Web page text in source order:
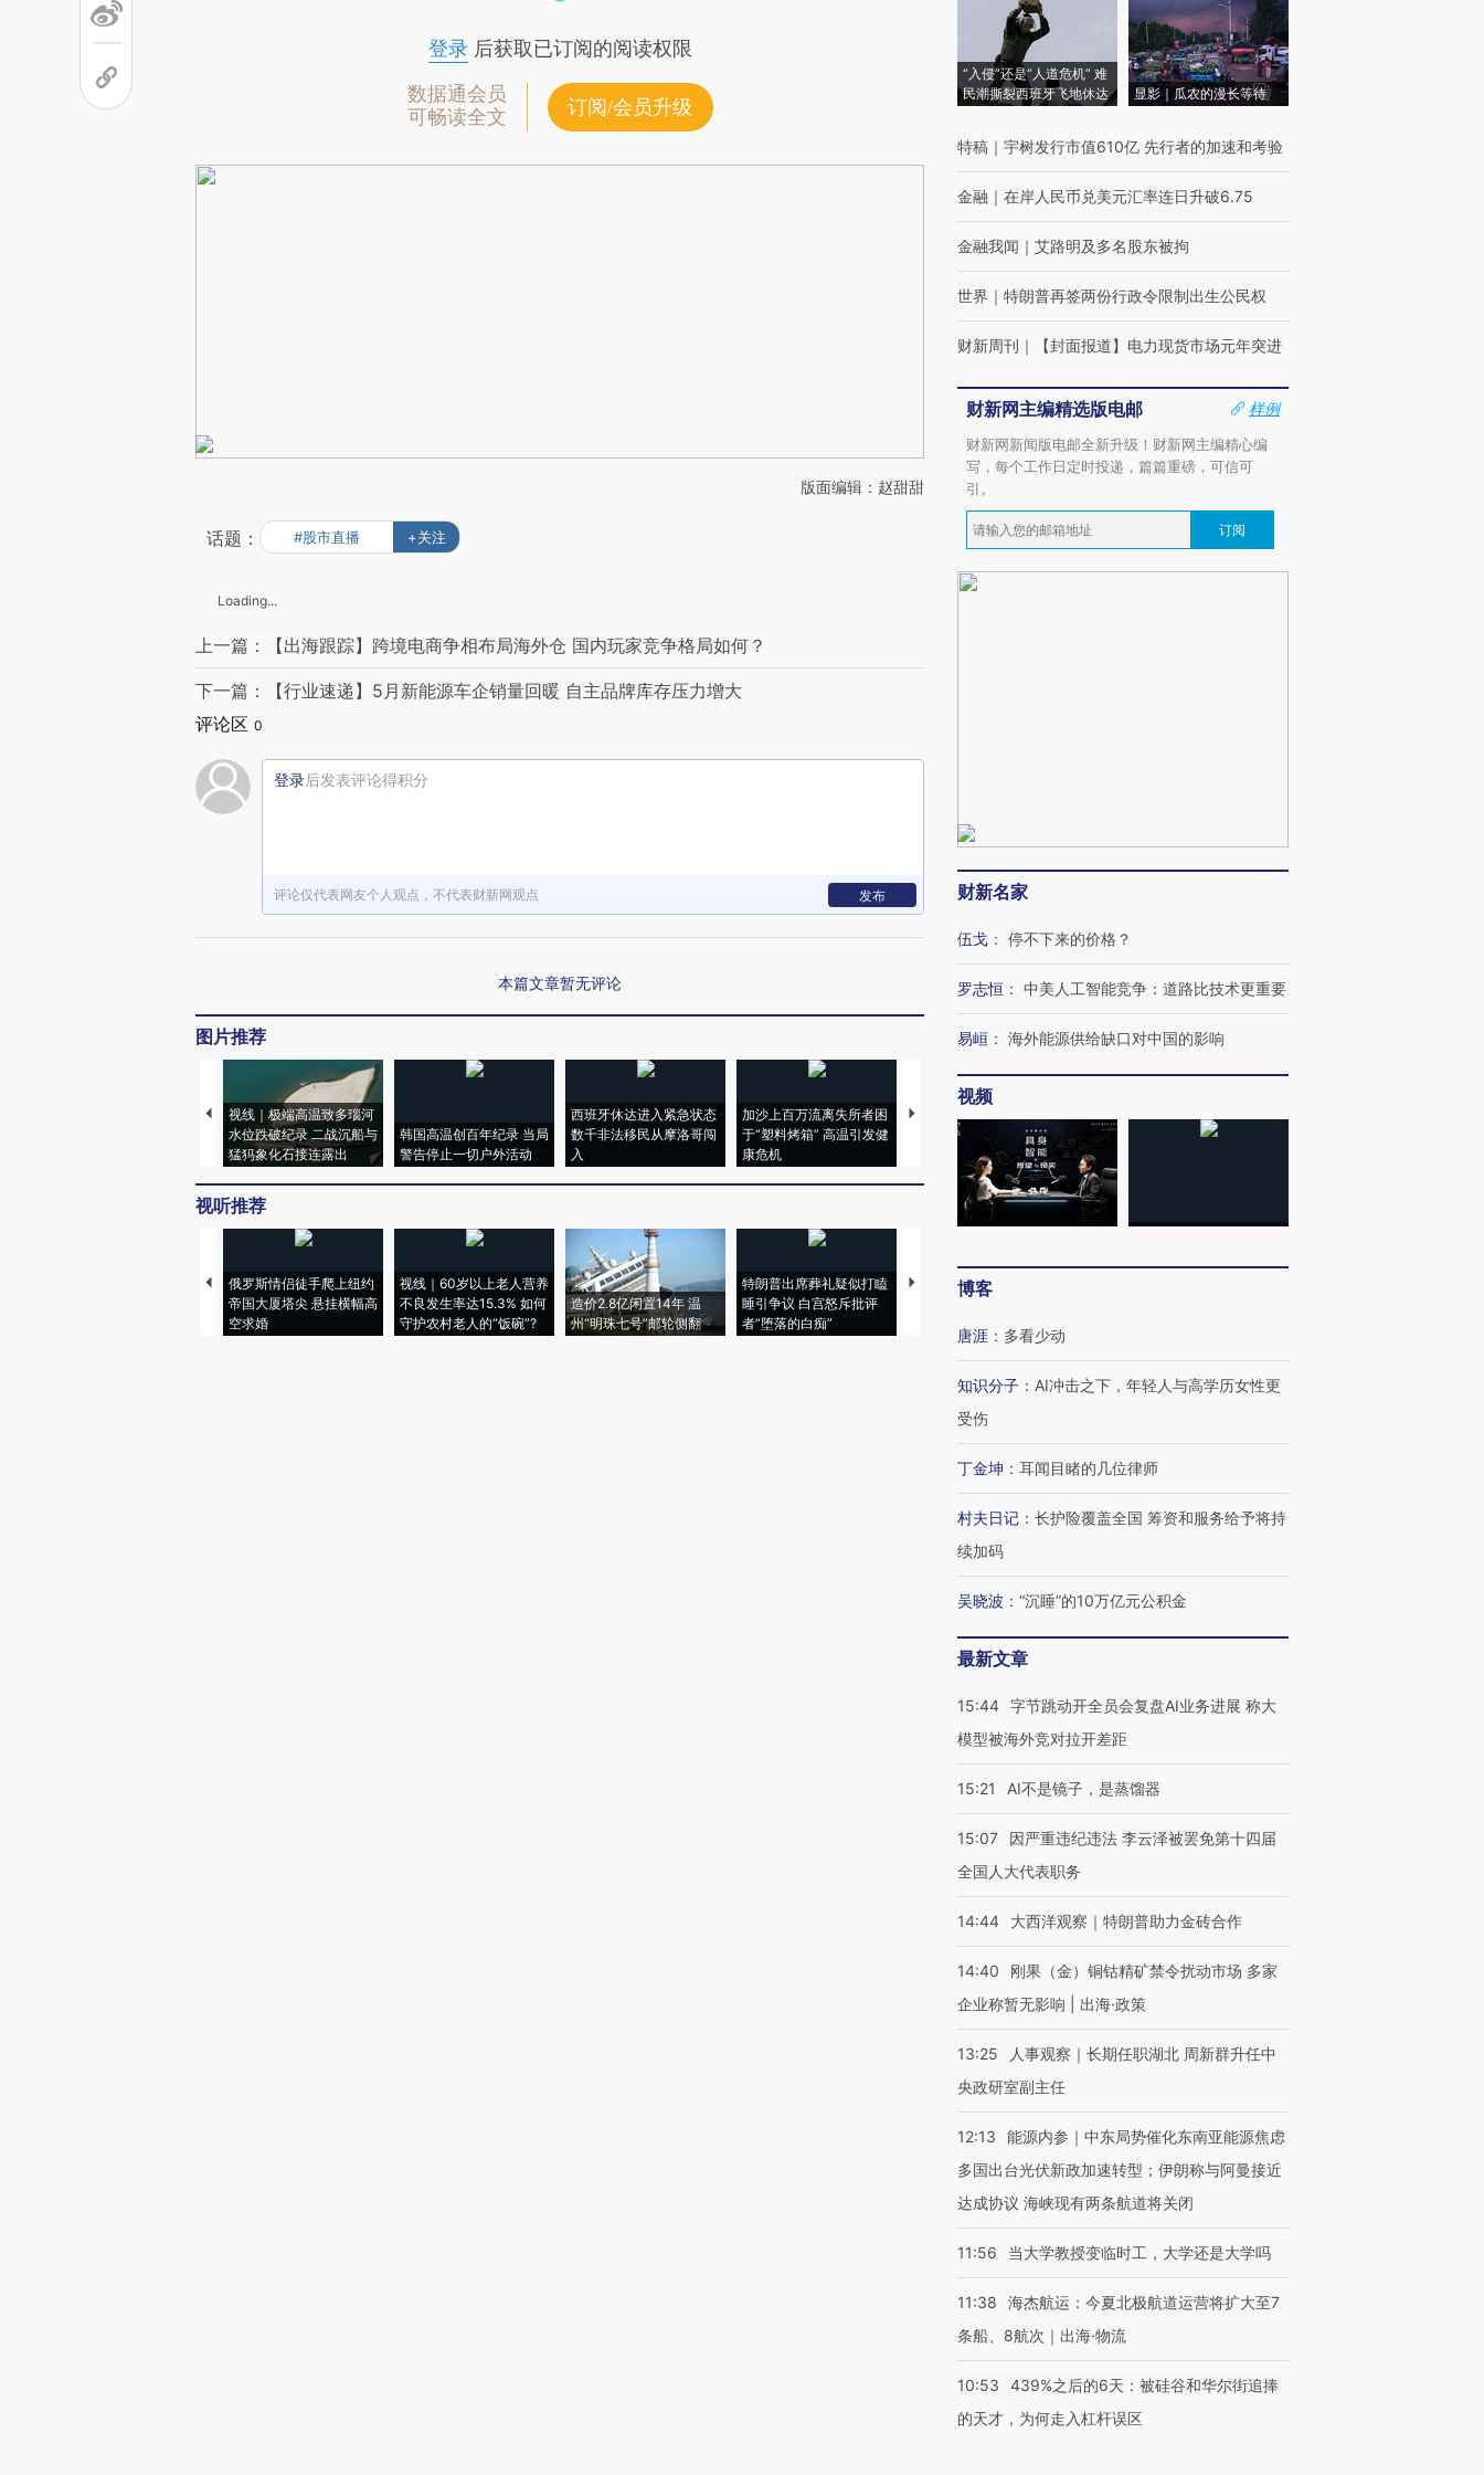
登录后获取已订阅的阅读权限
数据通会员
可畅读全文
订阅/会员升级
版面编辑：赵甜甜
话题： #股市直播 +关注
Loading...
上一篇：【出海跟踪】跨境电商争相布局海外仓 国内玩家竞争格局如何？
下一篇：【行业速递】5月新能源车企销量回暖 自主品牌库存压力增大
评论区 0
登录后发表评论得积分
评论仅代表网友个人观点，不代表财新网观点 发布
本篇文章暂无评论
图片推荐
视线｜极端高温致多瑙河
水位跌破纪录 二战沉船与
猛犸象化石接连露出
韩国高温创百年纪录 当局
警告停止一切户外活动
西班牙休达进入紧急状态
数千非法移民从摩洛哥闯
入
加沙上百万流离失所者困
于“塑料烤箱” 高温引发健
康危机
视线｜HYROX的吸金
术：是什么让中产们甘
心“花钱找虐”？
粒摇头丸 尿检体内含3种
毒品
视听推荐
俄罗斯情侣徒手爬上纽约
帝国大厦塔尖 悬挂横幅高
空求婚
视线｜60岁以上老人营养
不良发生率达15.3% 如何
守护农村老人的“饭碗”?
造价2.8亿闲置14年 温
州“明珠七号”邮轮侧翻
特朗普出席葬礼疑似打瞌
睡引争议 白宫怒斥批评
者“堕落的白痴”
视线｜全球最热百城独占
“入侵”还是“人道危机” 难
民潮撕裂西班牙飞地休达
显影｜瓜农的漫长等待
特稿 ｜ 宇树发行市值610亿 先行者的加速和考验
金融 ｜ 在岸人民币兑美元汇率连日升破6.75
金融我闻 ｜ 艾路明及多名股东被拘
世界 ｜ 特朗普再签两份行政令限制出生公民权
财新周刊 ｜ 【封面报道】电力现货市场元年突进
财新网主编精选版电邮
样例
财新网新闻版电邮全新升级！财新网主编精心编
写，每个工作日定时投递，篇篇重磅，可信可
引。
订阅
财新名家
伍戈 ： 停不下来的价格？
罗志恒 ： 中美人工智能竞争：道路比技术更重要
易峘 ： 海外能源供给缺口对中国的影响
视频
博客
唐涯 ： 多看少动
知识分子 ： AI冲击之下，年轻人与高学历女性更
受伤
丁金坤 ： 耳闻目睹的几位律师
村夫日记 ： 长护险覆盖全国 筹资和服务给予将持
续加码
吴晓波 ： “沉睡”的10万亿元公积金
最新文章
15:44 字节跳动开全员会复盘AI业务进展 称大
模型被海外竞对拉开差距
15:21 AI不是镜子，是蒸馏器
15:07
因严重违纪违法 李云泽被罢免第十四届
全国人大代表职务
14:44 大西洋观察｜特朗普助力金砖合作
14:40
刚果（金）铜钴精矿禁令扰动市场 多家
企业称暂无影响 | 出海·政策
13:25
人事观察｜长期任职湖北 周新群升任中
央政研室副主任
12:13
能源内参｜中东局势催化东南亚能源焦虑
多国出台光伏新政加速转型；伊朗称与阿曼接近
达成协议 海峡现有两条航道将关闭
11:56 当大学教授变临时工，大学还是大学吗
11:38
海杰航运：今夏北极航道运营将扩大至7
条船、8航次｜出海·物流
10:53
439%之后的6天：被硅谷和华尔街追捧
的天才，为何走入杠杆误区